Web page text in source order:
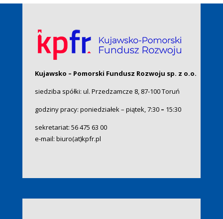
Kujawsko – Pomorski Fundusz Rozwoju sp. z o.o.
siedziba spółki: ul. Przedzamcze 8, 87-100 Toruń
godziny pracy: poniedziałek – piątek, 7:30– 15:30
sekretariat: 56 475 63 00
e-mail: biuro(at)kpfr.pl